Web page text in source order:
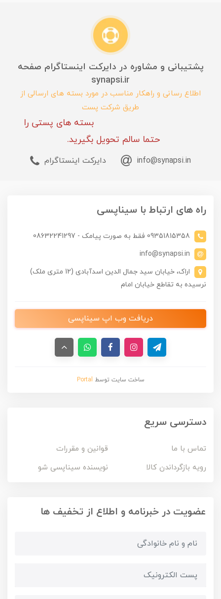
پشتیبانی و مشاوره در دایرکت اینستاگرام صفحه
synapsi.ir
اطلاع رسانی و راهکار مناسب در مورد بسته های ارسالی از
طریق شرکت پست
بسته های پستی را
حتما سالم تحویل بگیرید.
info@synapsi.in دایرکت اینستاگرام
راه های ارتباط با سیناپسی
09351815358 فقط به صورت پیامک - 08632241297
info@synapsi.in
اراک، خیابان سید جمال الدین اسدآبادی (12 متری ملک)
نرسیده به تقاطع خیابان امام
دریافت وب اپ سیناپسی
ساخت سایت توسط Portal
دسترسی سریع
تماس با ما
قوانین و مقررات
رویه بازگرداندن کالا
نویسنده سیناپسی شو
عضویت در خبرنامه و اطلاع از تخفیف ها